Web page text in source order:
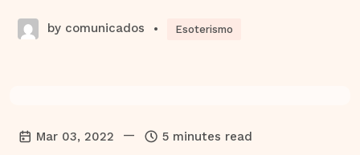
by comunicados • Esoterismo
Mar 03, 2022 — 5 minutes read